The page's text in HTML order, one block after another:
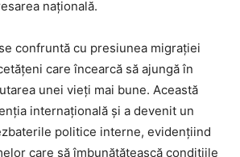
națională.
confruntă cu presiunea migrației
care încearcă să ajungă în
unei vieți mai bune. Această
internațională și a devenit un
politice interne, evidențiind
care să îmbunătățească condițiile